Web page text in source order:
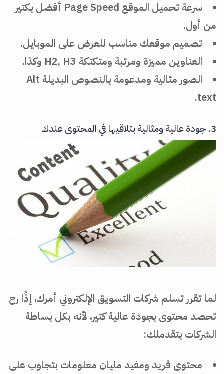
سرعة تحميل الموقع Page Speed أفضل بكتير
من أول.
تصميم موقعك مناسب للعرض على الموبايل.
العناوين مميزة ومرتبة ومتكتكة H2, H3 وكذا.
الصور مثالية ومدعومة بالنصوص البديلة Alt
text.
3. جودة عالية ومثالية بتلاقيها في المحتوى عندك
لما تقرر تسلم شركات التسويق الإلكتروني أمرك، إذًا رح
تحصد محتوى بجودة عالية كتير، لأنه بكل بساطة
الشركات بتقدملك:
محتوى فريد ومفيد مليان معلومات بتجاوب على